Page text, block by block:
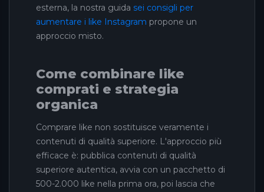
esterna, la nostra guida sei consigli per
aumentare i like Instagram propone un
approccio misto.
Come combinare like
comprati e strategia
organica
Comprare like non sostituisce veramente i
contenuti di qualità superiore. L'approccio più
efficace è: pubblica contenuti di qualità
superiore autentica, avvia con un pacchetto di
500-2.000 like nella prima ora, poi lascia che